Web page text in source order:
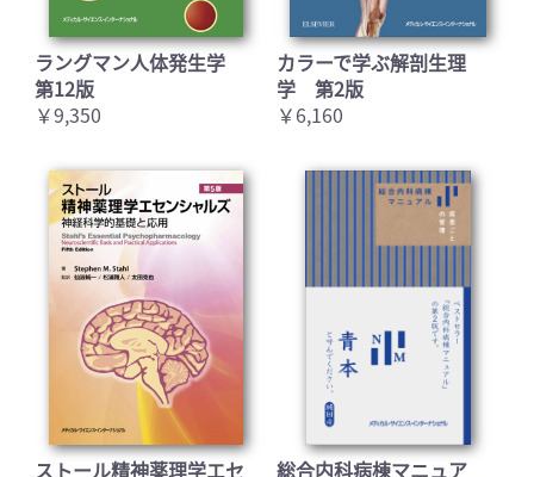
お買い物を続ける カートへ進む
ラングマン人体発生学
第12版
￥9,350
カラーで学ぶ解剖生理
学 第2版
￥6,160
ストール精神薬理学エセ
総合内科病棟マニュア